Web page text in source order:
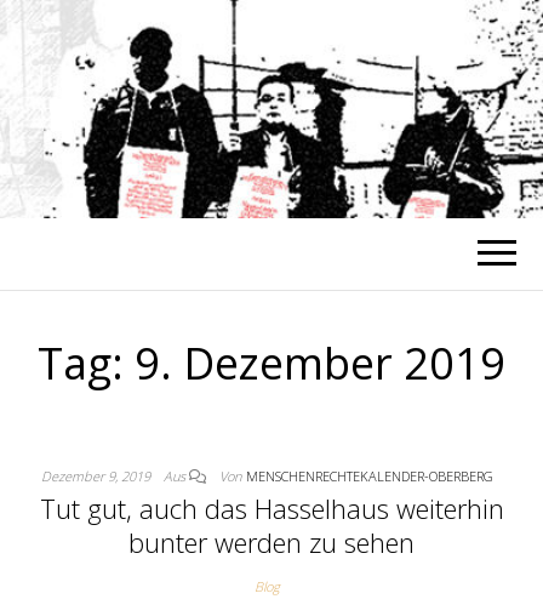
Alle Menschen sind gleich an Würde
und Rechten
Tag: 9. Dezember 2019
Dezember 9, 2019 Aus Von MENSCHENRECHTEKALENDER-OBERBERG
Tut gut, auch das Hasselhaus weiterhin
bunter werden zu sehen
Blog